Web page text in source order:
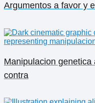
Argumentos a favor y
Manipulacion
contra